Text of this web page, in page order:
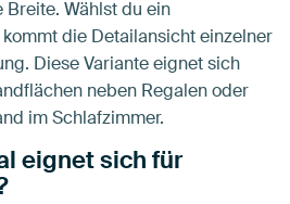
Wählst du ein
die Detailansicht einzelner
Diese Variante eignet sich
neben Regalen oder
im Schlafzimmer.
eignet sich für